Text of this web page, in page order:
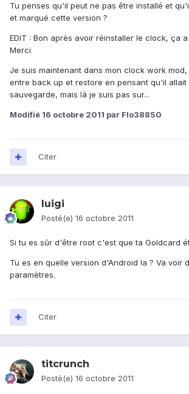
Tu penses qu'il peut ne pas être installé et
et marqué cette version ?
EDIT : Bon après avoir réinstaller le clock, ça
Merci
Je suis maintenant dans mon clock work
entre back up et restore en pensant qu'il allait
sauvegarde, mais là je suis pas sur...
Modifié 16 octobre 2011 par Flo38850
Citer
luigi
Posté(e) 16 octobre 2011
Si tu es sûr d'être root c'est que ta Goldcard
Tu es en quelle version d'Android la ? Va voir
paramètres.
Citer
titcrunch
Posté(e) 16 octobre 2011